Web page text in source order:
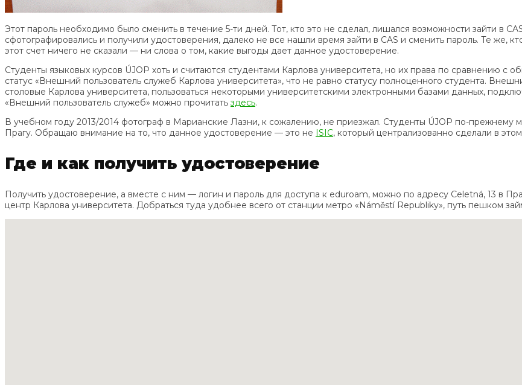
Этот пароль необходимо было сменить в течение 5-ти дней. Тот, кто это не сделал, лишался возможности зайти в
сфотографировались и получили удостоверения, далеко не все нашли время зайти в CAS и сменить пароль. Те же,
этот счет ничего не сказали — ни слова о том, какие выгоды дает данное удостоверение.
Студенты языковых курсов ÚJOP хоть и считаются студентами Карлова университета, но их права по сравнению
статус «Внешний пользователь служеб Карлова университета», что не равно статусу полноценного студента.
столовые Карлова университета, пользоваться некоторыми университетскими электронными базами данных,
«Внешний пользователь служеб» можно прочитать здесь.
В учебном году 2013/2014 фотограф в Марианские Лазни, к сожалению, не приезжал. Студенты ÚJOP по-прежнему
Прагу. Обращаю внимание на то, что данное удостоверение — это не ISIC, который централизованно сделали в
Где и как получить удостоверение
Получить удостоверение, а вместе с ним — логин и пароль для доступа к eduroam, можно по адресу Celetná, 13 в
центр Карлова университета. Добраться туда удобнее всего от станции метро «Náměstí Republiky», путь пешком